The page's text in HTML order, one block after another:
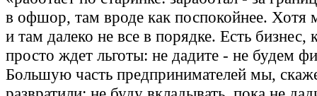
в офшор, там вроде как поспокойнее. Хотя
и там далеко не все в порядке. Есть бизнес,
просто ждет льготы: не дадите - не будем
Большую часть предпринимателей мы,